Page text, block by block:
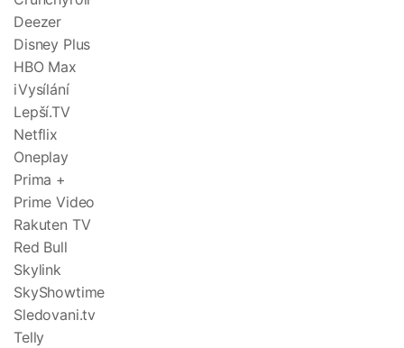
Deezer
Disney Plus
HBO Max
iVysílání
Lepší.TV
Netflix
Oneplay
Prima +
Prime Video
Rakuten TV
Red Bull
Skylink
SkyShowtime
Sledovani.tv
Telly